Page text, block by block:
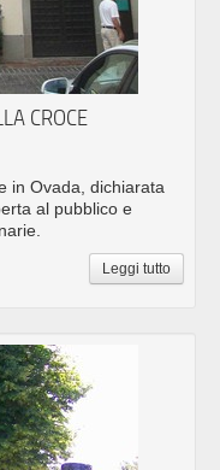
CROCE
in Ovada, dichiarata
al pubblico e
Leggi tutto